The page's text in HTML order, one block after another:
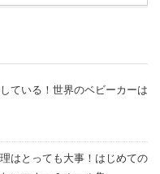
ている！世界のベビーカーは
はとっても大事！はじめての